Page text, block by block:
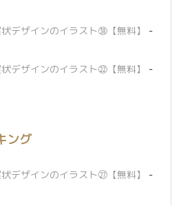
デザインのイラスト㊳【無料】
-
デザインのイラスト㉒【無料】
-
ング
デザインのイラスト㉗【無料】
-